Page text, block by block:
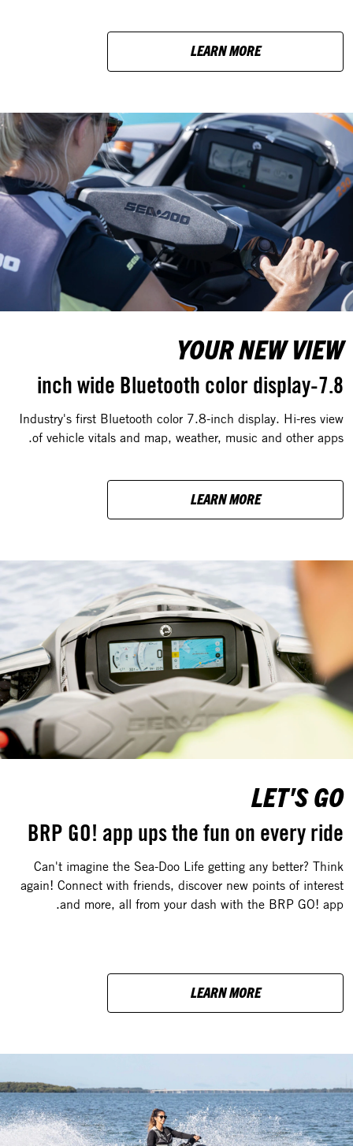
LEARN MORE
YOUR NEW VIEW
7.8-inch wide Bluetooth color display
Industry's first Bluetooth color 7.8-inch display. Hi-res view
of vehicle vitals and map, weather, music and other apps.
LEARN MORE
LET'S GO
BRP GO! app ups the fun on every ride
Can't imagine the Sea-Doo Life getting any better? Think
again! Connect with friends, discover new points of interest
and more, all from your dash with the BRP GO! app.
LEARN MORE